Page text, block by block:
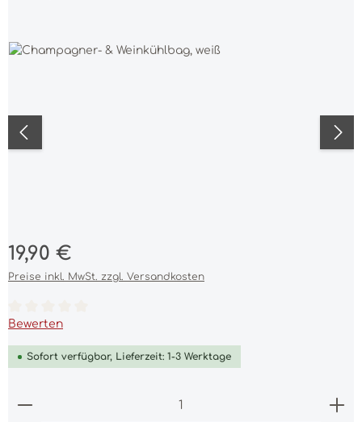
Bildergalerie überspringen
Regulärer Preis:
19,90 €
Preise inkl. MwSt. zzgl. Versandkosten
Durchschnittliche Bewertung von 0 von 5 Sternen
Bewerten
Sofort verfügbar, Lieferzeit: 1-3 Werktage
Produkt Anzahl: Gib den gewünschten Wert